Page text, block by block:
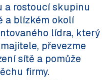
a rostoucí skupinu
a blízkém okolí
lídra, který
převezme
sítě a pomůže
firmy.